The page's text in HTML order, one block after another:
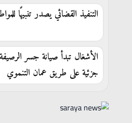
التنفيذ القضائي يصدر تنبيهًا
الأشغال تبدأ صيانة جسر
جزئية على طريق عمان التنموي